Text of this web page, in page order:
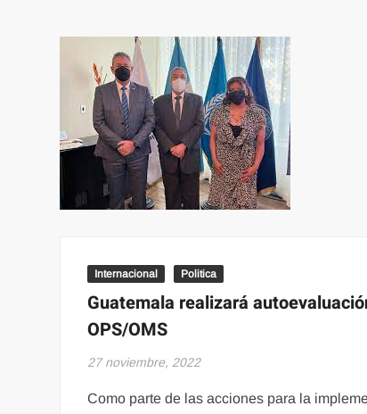
Internacional Politica
Guatemala realizará
OPS/OMS
27 noviembre, 2022
Como parte de las acciones para la